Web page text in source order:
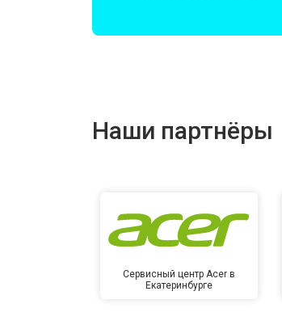
Замена северного моста
Наши партнёры
Сервисный центр Acer в
Екатеринбурге